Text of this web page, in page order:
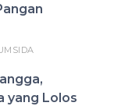
yang Lolos